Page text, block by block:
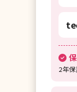
2年